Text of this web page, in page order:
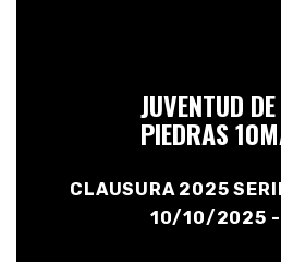
JUVENTUD
PIEDRAS
CLAUSURA 2025
10/10/2025 -